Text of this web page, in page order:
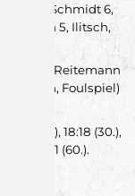
J. Schmidt 6,
M. Roth 5, Ilitsch,
Reitemann
Foulspiel)
12:15 (25.), 18:18 (30.),
32:31 (60.).